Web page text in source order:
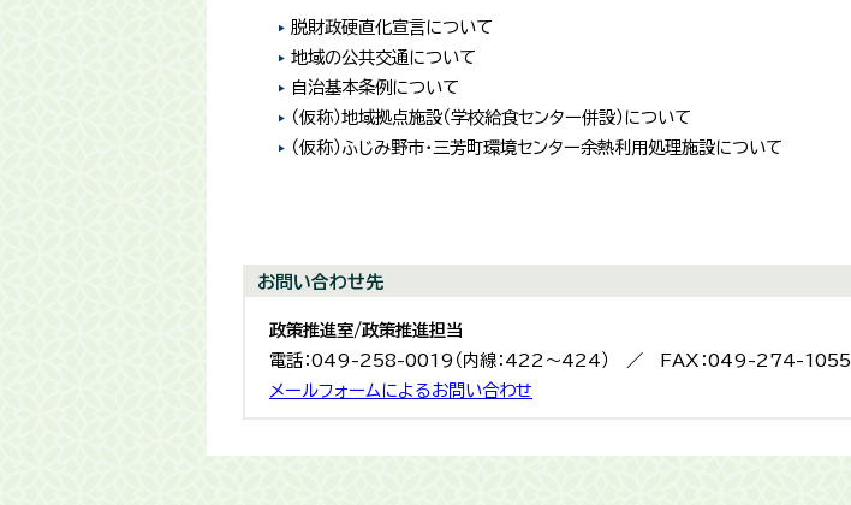
脱財政硬直化宣言について
地域の公共交通について
自治基本条例について
（仮称）地域拠点施設（学校給食センター併設）について
（仮称）ふじみ野市・三芳町環境センター余熱利用処理施設について
お問い合わせ先
政策推進室/政策推進担当
電話：049-258-0019（内線：422～424） ／ FAX：049-274-1055
メールフォームによるお問い合わせ